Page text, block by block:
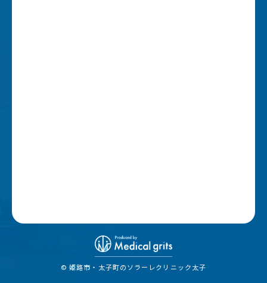
© 姫路市・太子町のソラーレクリニック太子